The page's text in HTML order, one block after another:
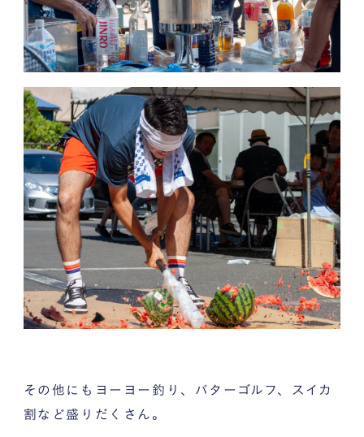
その他にもヨーヨー釣り、パターゴルフ、スイカ
割など盛りだくさん。